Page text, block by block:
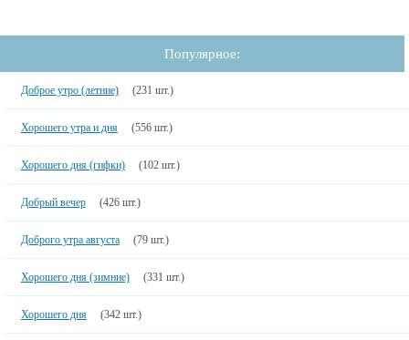
Популярное:
Доброе утро (летние) (231 шт.)
Хорошего утра и дня (556 шт.)
Хорошего дня (гифки) (102 шт.)
Добрый вечер (426 шт.)
Доброго утра августа (79 шт.)
Хорошего дня (зимние) (331 шт.)
Хорошего дня (342 шт.)